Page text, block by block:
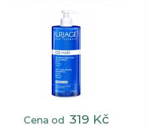
Cena od 319 Kč